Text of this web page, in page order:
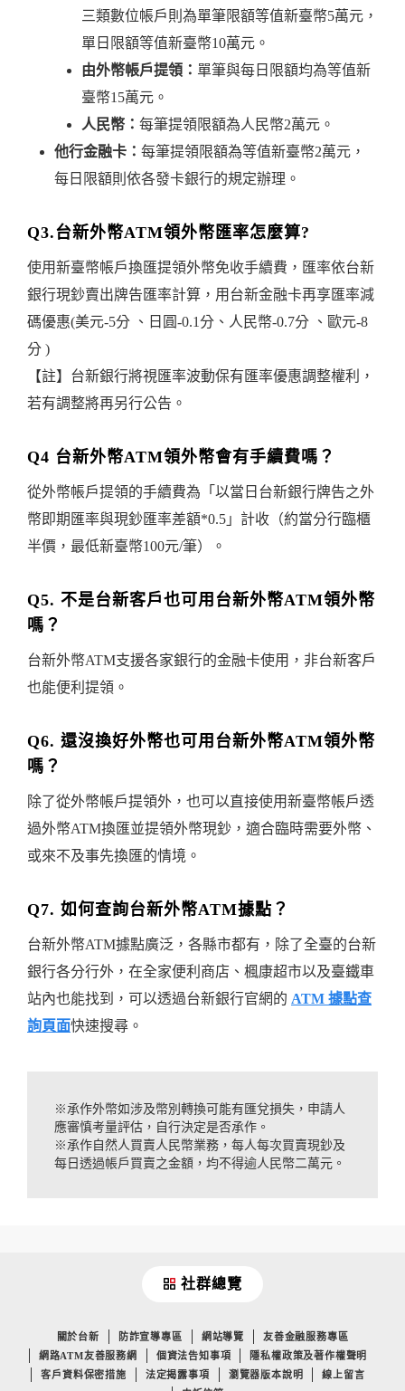
三類數位帳戶則為單筆限額等值新臺幣5萬元，
單日限額等值新臺幣10萬元。
由外幣帳戶提領： 單筆與每日限額均為等值新
臺幣15萬元。
人民幣： 每筆提領限額為人民幣2萬元。
他行金融卡： 每筆提領限額為等值新臺幣2萬元，
每日限額則依各發卡銀行的規定辦理。
Q3.台新外幣ATM領外幣匯率怎麼算?
使用新臺幣帳戶換匯提領外幣免收手續費，匯率依台新
銀行現鈔賣出牌告匯率計算，用台新金融卡再享匯率減
碼優惠(美元-5分 、日圓-0.1分、人民幣-0.7分 、歐元-8
分 )
【註】台新銀行將視匯率波動保有匯率優惠調整權利，
若有調整將再另行公告。
Q4 台新外幣ATM領外幣會有手續費嗎？
從外幣帳戶提領的手續費為「以當日台新銀行牌告之外
幣即期匯率與現鈔匯率差額*0.5」計收（約當分行臨櫃
半價，最低新臺幣100元/筆）。
Q5. 不是台新客戶也可用台新外幣ATM領外幣
嗎？
台新外幣ATM支援各家銀行的金融卡使用，非台新客戶
也能便利提領。
Q6. 還沒換好外幣也可用台新外幣ATM領外幣
嗎？
除了從外幣帳戶提領外，也可以直接使用新臺幣帳戶透
過外幣ATM換匯並提領外幣現鈔，適合臨時需要外幣、
或來不及事先換匯的情境。
Q7. 如何查詢台新外幣ATM據點？
台新外幣ATM據點廣泛，各縣市都有，除了全臺的台新
銀行各分行外，在全家便利商店、楓康超市以及臺鐵車
站內也能找到，可以透過台新銀行官網的 ATM 據點查
詢頁面快速搜尋。
※承作外幣如涉及幣別轉換可能有匯兌損失，申請人
應審慎考量評估，自行決定是否承作。
※承作自然人買賣人民幣業務，每人每次買賣現鈔及
每日透過帳戶買賣之金額，均不得逾人民幣二萬元。
社群總覽
關於台新 防詐宣導專區 網站導覽
友善金融服務專區
網路ATM友善服務網
個資法告知事項
隱私權政策及著作權聲明
客戶資料保密措施
法定揭露事項 瀏覽器版本說明
線上留言